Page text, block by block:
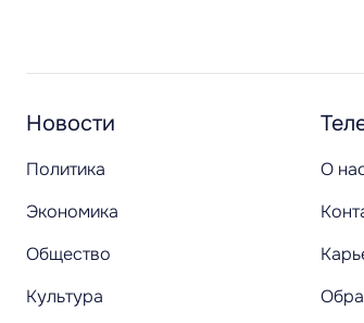
Новости
Политика
Экономика
Общество
Культура
О